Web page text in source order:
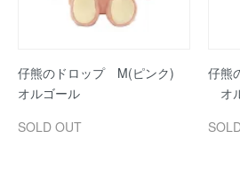
仔熊のドロップ M(ピンク)
オルゴール
SOLD OUT
仔熊
オ